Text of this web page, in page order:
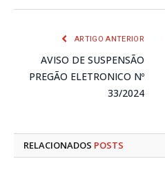
ARTIGO ANTERIOR
AVISO DE SUSPENSÃO
PREGÃO ELETRONICO Nº
33/2024
RELACIONADOS POSTS